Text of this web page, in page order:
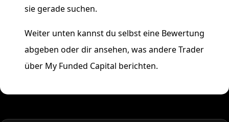
sie gerade suchen.
Weiter unten kannst du selbst eine Bewertung
abgeben oder dir ansehen, was andere Trader
über My Funded Capital berichten.